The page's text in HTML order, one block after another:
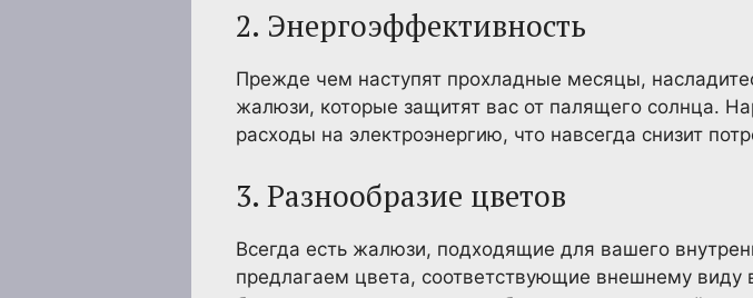
2. Энергоэффективность
Прежде чем наступят прохладные месяцы,
жалюзи, которые защитят вас от палящего солнца.
расходы на электроэнергию, что навсегда снизит
3. Разнообразие цветов
Всегда есть жалюзи, подходящие для вашего
предлагаем цвета, соответствующие внешнему